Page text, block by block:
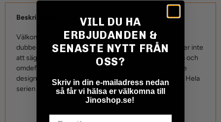
Beskrivning
Välkommen till framtiden. Det här är Siberia DR. En
dubbelradig LED-ramp, skapad för ditt fordon. Det räcker inte
att säga att den är nytänkande. Siberia tänjer gränserna och
omdefinierar vad en LED-ramp är. Vi pratar banbrytande
design i kombination med revolutionerande funktioner. Hela
serien är E-godkänd.
Black
UnitPCS
VILL DU HA
ERBJUDANDEN &
SENASTE NYTT FRÅN
OSS?
Skriv in din e-mailadress nedan
så får vi hälsa er välkomna till
Jinoshop.se!